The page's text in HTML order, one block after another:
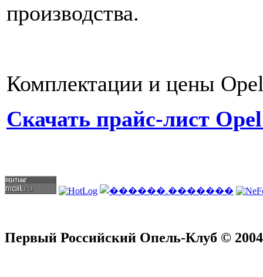
производства.
Комплектации и цены
Скачать прайс-лист
Первый Российский Опель-Клуб ©